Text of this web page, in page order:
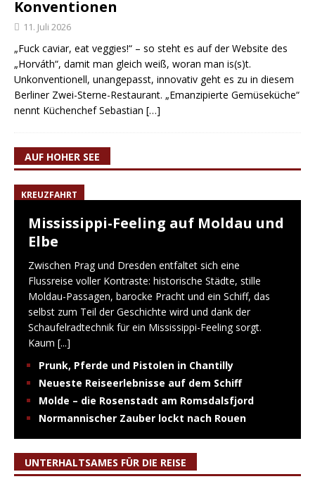
Konventionen
11. Juli 2026
„Fuck caviar, eat veggies!“ – so steht es auf der Website des
„Horváth“, damit man gleich weiß, woran man is(s)t.
Unkonventionell, unangepasst, innovativ geht es zu in diesem
Berliner Zwei-Sterne-Restaurant. „Emanzipierte Gemüseküche“
nennt Küchenchef Sebastian […]
AUF HOHER SEE
KREUZFAHRT
Mississippi-Feeling auf Moldau und
Elbe
Zwischen Prag und Dresden entfaltet sich eine
Flussreise voller Kontraste: historische Städte, stille
Moldau-Passagen, barocke Pracht und ein Schiff, das
selbst zum Teil der Geschichte wird und dank der
Schaufelradtechnik für ein Mississippi-Feeling sorgt.
Kaum [...]
Prunk, Pferde und Pistolen in Chantilly
Neueste Reiseerlebnisse auf dem Schiff
Molde – die Rosenstadt am Romsdalsfjord
Normannischer Zauber lockt nach Rouen
UNTERHALTSAMES FÜR DIE REISE